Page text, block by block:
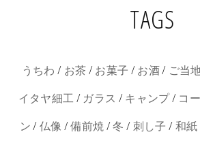
TAGS
うちわ / お茶 / お菓子 / お酒/ ご当
イタヤ細工 / ガラス / キャンプ/ コ
ン / 仏像 /備前焼 /冬 / 刺し子 / 和紙